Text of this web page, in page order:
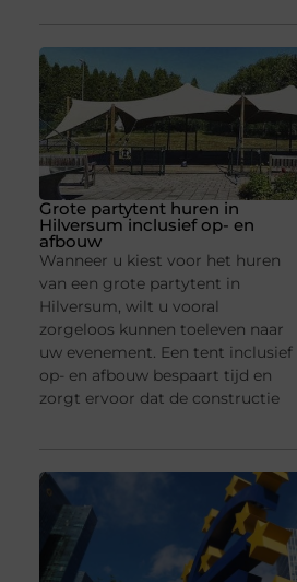
Grote partytent huren in
Hilversum inclusief op- en
afbouw
Wanneer u kiest voor het huren
van een grote partytent in
Hilversum, wilt u vooral
zorgeloos kunnen toeleven naar
uw evenement. Een tent inclusief
op- en afbouw bespaart tijd en
zorgt ervoor dat de constructie